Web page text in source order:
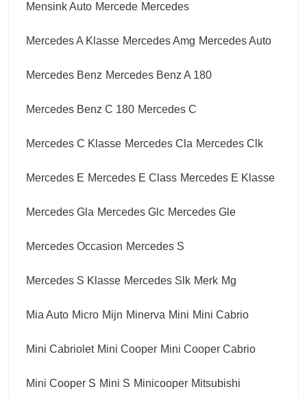
Mensink Auto Mercede Mercedes
Mercedes A Klasse Mercedes Amg Mercedes Auto
Mercedes Benz Mercedes Benz A 180
Mercedes Benz C 180 Mercedes C
Mercedes C Klasse Mercedes Cla Mercedes Clk
Mercedes E Mercedes E Class Mercedes E Klasse
Mercedes Gla Mercedes Glc Mercedes Gle
Mercedes Occasion Mercedes S
Mercedes S Klasse Mercedes Slk Merk Mg
Mia Auto Micro Mijn Minerva Mini Mini Cabrio
Mini Cabriolet Mini Cooper Mini Cooper Cabrio
Mini Cooper S Mini S Minicooper Mitsubishi